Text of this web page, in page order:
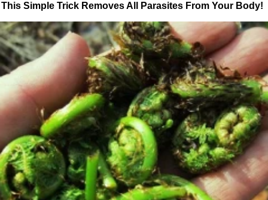
This Simple Trick Removes All Parasites From Your Body!